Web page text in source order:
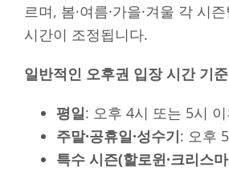
르며, 봄·여름·가을·겨울 각 시
시간이 조정됩니다.
일반적인 오후권 입장 시간 기
평일: 오후 4시 또는 5시
주말·공휴일·성수기: 오후
특수 시즌(할로윈·크리스